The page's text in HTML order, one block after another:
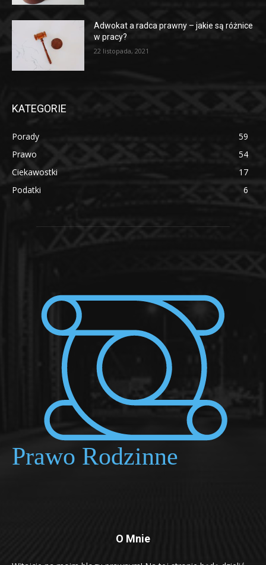
Adwokat a radca prawny – jakie są różnice
w pracy?
22 listopada, 2021
KATEGORIE
Porady
59
Prawo
54
Ciekawostki
17
Podatki
6
O Mnie